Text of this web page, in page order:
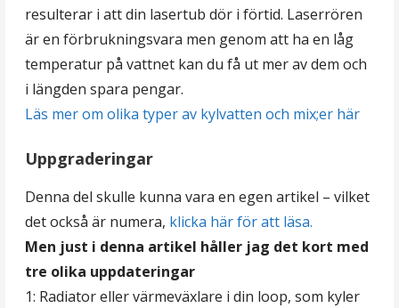
resulterar i att din lasertub dör i förtid. Laserrören
är en förbrukningsvara men genom att ha en låg
temperatur på vattnet kan du få ut mer av dem och
i längden spara pengar.
Läs mer om olika typer av kylvatten och mix;er här
Uppgraderingar
Denna del skulle kunna vara en egen artikel – vilket
det också är numera, klicka här för att läsa.
Men just i denna artikel håller jag det kort med
tre olika uppdateringar
1: Radiator eller värmeväxlare i din loop, som kyler